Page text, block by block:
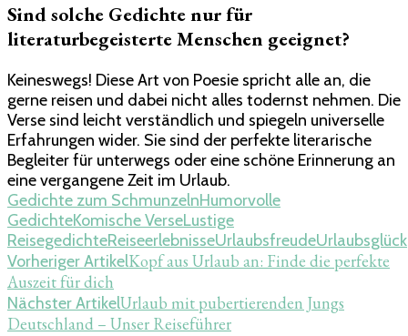
Sind solche Gedichte nur für
literaturbegeisterte Menschen geeignet?
Keineswegs! Diese Art von Poesie spricht alle an, die
gerne reisen und dabei nicht alles todernst nehmen. Die
Verse sind leicht verständlich und spiegeln universelle
Erfahrungen wider. Sie sind der perfekte literarische
Begleiter für unterwegs oder eine schöne Erinnerung an
eine vergangene Zeit im Urlaub.
Gedichte zum SchmunzelnHumorvolle
GedichteKomische VerseLustige
ReisegedichteReiseerlebnisseUrlaubsfreudeUrlaubsglück
Beitragsnavigation
Vorheriger ArtikelKopf aus Urlaub an: Finde die perfekte
Auszeit für dich
Nächster ArtikelUrlaub mit pubertierenden Jungs
Deutschland – Unser Reiseführer